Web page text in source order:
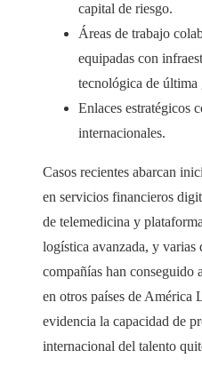
capital de riesgo.
Áreas de trabajo
equipadas con
tecnológica de última
Enlaces estratégicos
internacionales.
Casos recientes abarcan
en servicios financieros
de telemedicina y
logística avanzada, y varias
compañías han conseguido
en otros países de América
evidencia la capacidad de
internacional del talento